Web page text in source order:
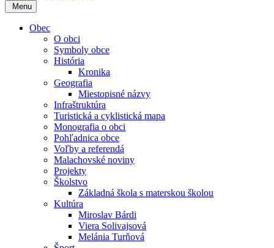
Menu
Obec
O obci
Symboly obce
História
Kronika
Geografia
Miestopisné názvy
Infraštruktúra
Turistická a cyklistická mapa
Monografia o obci
Pohľadnica obce
Voľby a referendá
Malachovské noviny
Projekty
Školstvo
Základná škola s materskou školou
Kultúra
Miroslav Bárdi
Viera Solivajsová
Melánia Turňová